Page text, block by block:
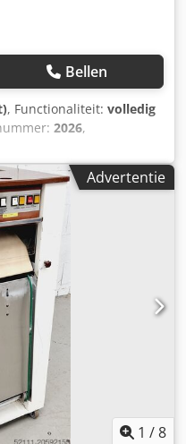
Bellen
, Functionaliteit: volledig
2026,
gecertificeerd tot:
transportbandbreedte:
van croissantdeeg
alle soorten
en zoute stengels
robuuste
mobiele
400V, 16A-CEE-stekker
SAB-gekeurd met
Optie: Dodpfxjhfhpve Ap
instructie en
opslag met
keuze aan
Advertentie
1 /8